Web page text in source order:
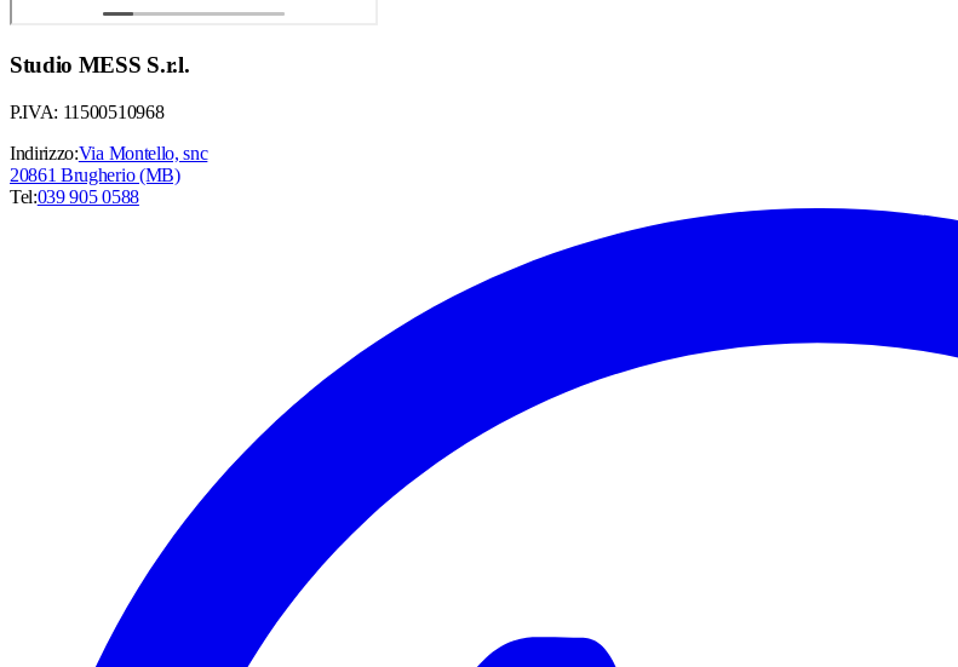
Studio MESS S.r.l.
P.IVA: 11500510968
Indirizzo:Via Montello, snc
20861 Brugherio (MB)
Tel:039 905 0588